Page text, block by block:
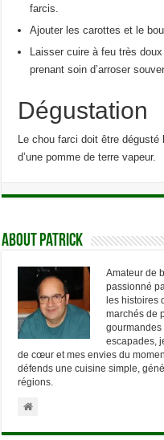
farcis.
Ajouter les carottes et le
Laisser cuire à feu très
prenant soin d’arroser
Dégustation
Le chou farci doit être
d’une pomme de terre vapeur.
About Patrick
Amateur de
passionné
les histoires
marchés de
gourmandes
escapades,
de cœur et mes envies du
défends une cuisine simple,
régions.